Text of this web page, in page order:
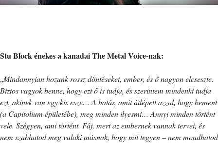
Stu Block énekes a kanadai The Metal Voice-nak:
„Mindannyian hozunk rossz döntéseket, ember, és ő nagyon elcseszte.
Biztos vagyok benne, hogy ezt ő is tudja, és szerintem mindenki tudja
ezt, akinek van egy kis esze… A határ, amit átlépett azzal, hogy bement
(a Capitolium épületébe), meg minden ilyesmi… Annyi minden történt
vele. Szégyen, ami történt. Fáj, mert az embernek vannak tervei, és
nem szabhatod meg valaki másnak, hogy mit tegyen – nem mondhatod